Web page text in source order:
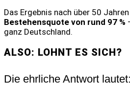
Das Ergebnis nach über 50
Bestehensquote von rund 97 %
ganz Deutschland.
ALSO: LOHNT ES SICH?
Die ehrliche Antwort